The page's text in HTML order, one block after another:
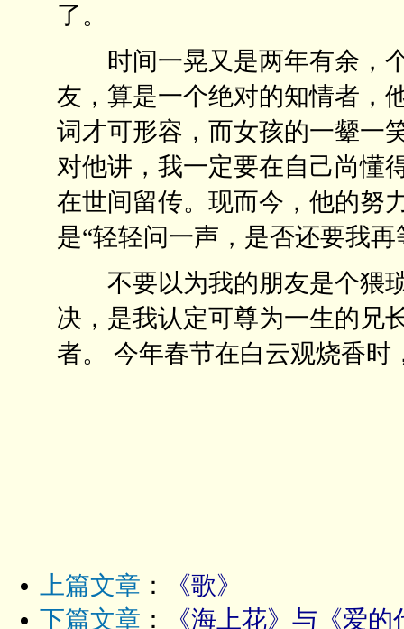
了。
时间一晃又是两年有余，个
友，算是一个绝对的知情者，
词才可形容，而女孩的一颦一
对他讲，我一定要在自己尚懂
在世间留传。现而今，他的努
是“轻轻问一声，是否还要我再
不要以为我的朋友是个猥琐
决，是我认定可尊为一生的兄
者。 今年春节在白云观烧香
上篇文章 ：
《歌》
下篇文章 ： 《海上花》与《爱的